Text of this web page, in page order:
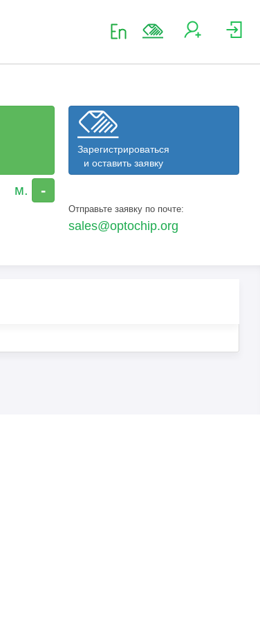
-
Зарегистрироваться
и оставить заявку
Отправьте заявку по почте:
sales@optochip.org